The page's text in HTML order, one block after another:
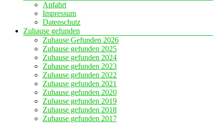
Anfahrt
Impressum
Datenschutz
Zuhause gefunden
Zuhause Gefunden 2026
Zuhause gefunden 2025
Zuhause gefunden 2024
Zuhause gefunden 2023
Zuhause gefunden 2022
Zuhause gefunden 2021
Zuhause gefunden 2020
Zuhause gefunden 2019
Zuhause gefunden 2018
Zuhause gefunden 2017